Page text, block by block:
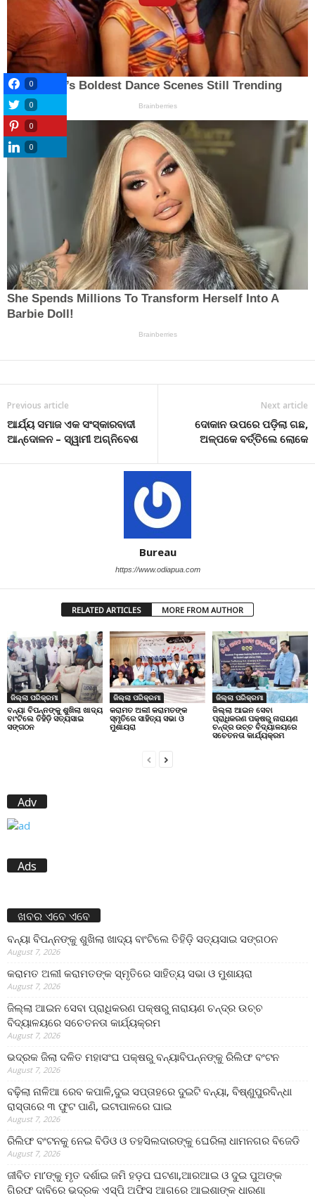
Previous article
ଆର୍ଯ୍ୟ ସମାଜ ଏକ ସଂସ୍କାରବାଦୀ
ଆନ୍ଦୋଳନ – ସ୍ୱାମୀ ଅଗ୍ନିବେଶ
Next article
ଦୋକାନ ଉପରେ ପଡ଼ିଲା ଗଛ,
ଅଳ୍ପକେ ବର୍ତ୍ତିଲେ ଲୋକେ
Bureau
https://www.odiapua.com
RELATED ARTICLES MORE FROM AUTHOR
ଜିଲ୍ଲା ପରିକ୍ରମା
ବନ୍ୟା ବିପନ୍ନଙ୍କୁ ଶୁଖିଲା ଖାଦ୍ୟ
ବାଂଟିଲେ ତିହିଡି଼ ସତ୍ୟସାଇ
ସଙ୍ଗଠନ
ଜିଲ୍ଲା ପରିକ୍ରମା
କରାମତ ଅଲୀ କରାମତଙ୍କ
ସ୍ମୃତିରେ ସାହିତ୍ୟ ସଭା ଓ
ମୁଶାୟରା
ଜିଲ୍ଲା ପରିକ୍ରମା
ଜିଲ୍ଲା ଆଇନ ସେବା
ପ୍ରାଧିକରଣ ପକ୍ଷରୁ ନାରାୟଣ
ଚନ୍ଦ୍ର ଉଚ୍ଚ ବିଦ୍ୟାଳୟରେ
ସଚେତନତା କାର୍ଯ୍ୟକ୍ରମ
Adv
Ads
ଖବର ଏବେ ଏବେ
ବନ୍ୟା ବିପନ୍ନଙ୍କୁ ଶୁଖିଲା ଖାଦ୍ୟ ବାଂଟିଲେ ତିହିଡି଼ ସତ୍ୟସାଇ ସଙ୍ଗଠନ
August 7, 2026
କରାମତ ଅଲୀ କରାମତଙ୍କ ସ୍ମୃତିରେ ସାହିତ୍ୟ ସଭା ଓ ମୁଶାୟରା
August 7, 2026
ଜିଲ୍ଲା ଆଇନ ସେବା ପ୍ରାଧିକରଣ ପକ୍ଷରୁ ନାରାୟଣ ଚନ୍ଦ୍ର ଉଚ୍ଚ
ବିଦ୍ୟାଳୟରେ ସଚେତନତା କାର୍ଯ୍ୟକ୍ରମ
August 7, 2026
ଭଦ୍ରକ ଜିଲା ଦଳିତ ମହାସଂଘ ପକ୍ଷରୁ ବନ୍ୟାବିପନ୍ନଙ୍କୁ ରିଲିଫ ବଂଟନ
August 7, 2026
ବଢ଼ିଲା ନାଳିଆ ରେବ କପାଳି,ଦୁଇ ସପ୍ତାହରେ ଦୁଇଟି ବନ୍ୟା, ବିଷ୍ଣୁପୁରବିନ୍ଧା
ରାସ୍ତାରେ ୩ ଫୁଟ ପାଣି, ଇଟାପାଳରେ ଘାଇ
August 7, 2026
ରିଲିଫ ବଂଟନକୁ ନେଇ ବିଡିଓ ଓ ତହସିଲଦାରଙ୍କୁ ଘେରିଲା ଧାମନଗର ବିଜେଡି
August 7, 2026
ଜୀବିତ ମା’ଙ୍କୁ ମୃତ ଦର୍ଶାଇ ଜମି ହଡ଼ପ ଘଟଣା,ଆରଆଇ ଓ ଦୁଇ ପୁଅଙ୍କ
ଗିରଫ ଦାବିରେ ଭଦ୍ରକ ଏସ୍‌ପି ଅଫିସ ଆଗରେ ଆଇଶାଙ୍କ ଧାରଣା
0
0
0
0